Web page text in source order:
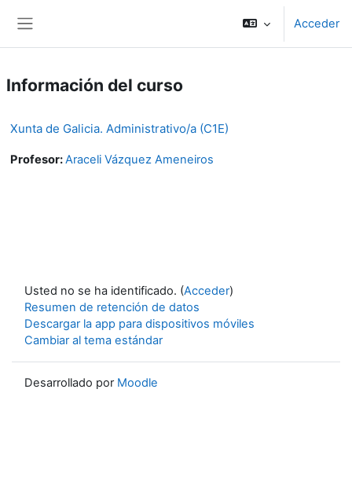
Acceder
Información del curso
Xunta de Galicia. Administrativo/a (C1E)
Profesor:Araceli Vázquez Ameneiros
Usted no se ha identificado. (Acceder)
Resumen de retención de datos
Descargar la app para dispositivos móviles
Cambiar al tema estándar
Desarrollado por Moodle